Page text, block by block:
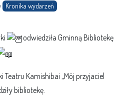
Kronika wydarzeń
odwiedziła Gminną Bibliotekę
Teatru Kamishibai „Mój przyjaciel
bibliotekę.